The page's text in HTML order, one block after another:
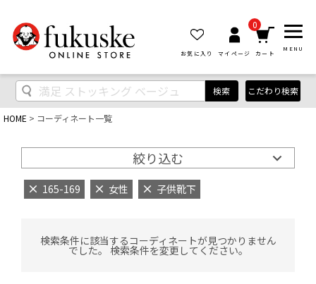
お気に入り マイページ
0
カート
MENU
検索 こだわり検索
HOME コーディネート一覧
絞り込む
165-169 女性 子供靴下
検索条件に該当するコーディネートが見つかりません
でした。 検索条件を変更してください。